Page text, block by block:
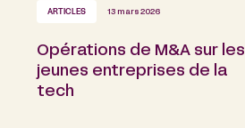
ARTICLES 13 mars 2026
Opérations de M&A sur les
jeunes entreprises de la
tech